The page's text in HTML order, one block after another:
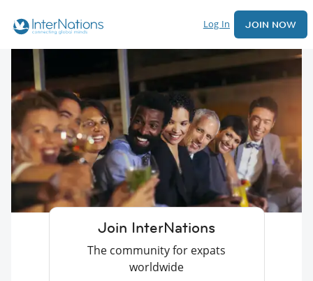
Log In JOIN NOW
Join InterNations
The community for expats
worldwide